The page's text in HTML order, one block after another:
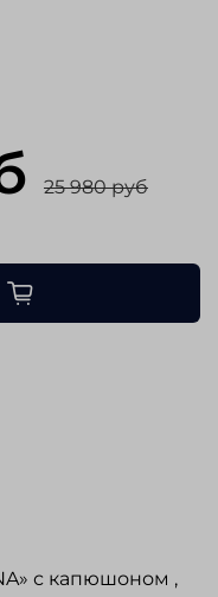
25 980 руб
с капюшоном ,